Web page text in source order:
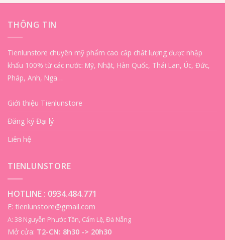
THÔNG TIN
Tienlunstore chuyên mỹ phẩm cao cấp chất lượng được nhập
khẩu 100% từ các nước: Mỹ, Nhật, Hàn Quốc, Thái Lan, Úc, Đức,
Pháp, Anh, Nga…
Giới thiệu Tienlunstore
Đăng ký Đại lý
Liên hệ
TIENLUNSTORE
HOTLINE : 0934.484.771
E: tienlunstore@gmail.com
A: 38 Nguyễn Phước Tần, Cẩm Lệ, Đà Nẵng
Mở cửa: T2-CN: 8h30 -> 20h30